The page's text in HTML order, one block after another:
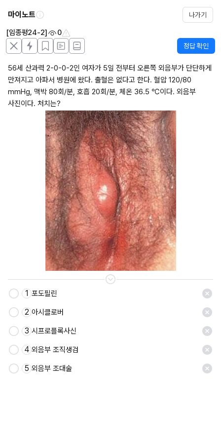
마이노트 나가기
[임종평24-2] 0
정답 확인
56세 산과력 2-0-0-2인 여자가 5일 전부터 오른쪽 외음부가 단단하게
만져지고 아파서 병원에 왔다. 출혈은 없다고 한다. 혈압 120/80
mmHg, 맥박 80회/분, 호흡 20회/분, 체온 36.5 ℃이다. 외음부
사진이다. 처치는?
1 포도필린
2 아시클로버
3 시프로플록사신
4 외음부 조직생검
5 외음부 조대술